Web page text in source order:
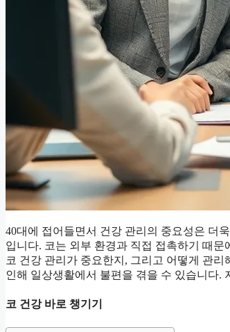
40대에 접어들면서 건강 관리의 중요성은 더
입니다. 코는 외부 환경과 직접 접촉하기 때
코 건강 관리가 중요한지, 그리고 어떻게 관
인해 일상생활에서 불편을 겪을 수 있습니다.
코 건강 바로 챙기기